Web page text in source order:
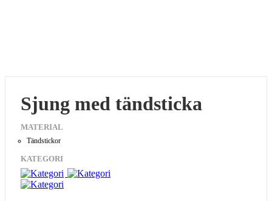
Sjung med tändsticka
MATERIAL
Tändstickor
KATEGORI